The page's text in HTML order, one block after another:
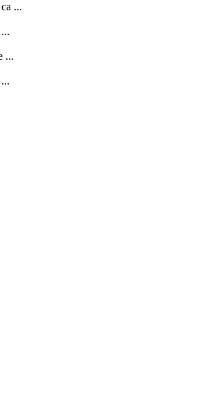
...
...